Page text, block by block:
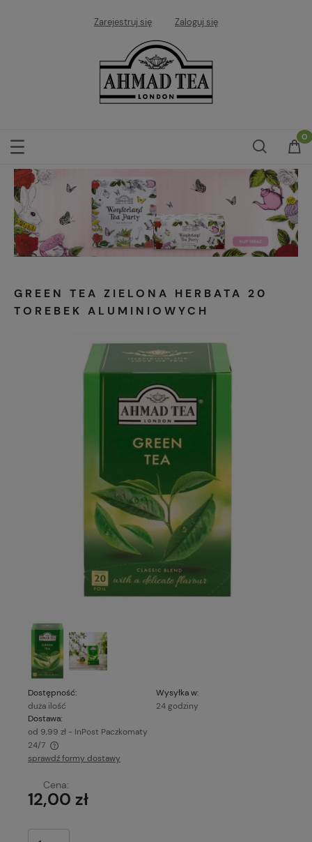
Zarejestruj się Zaloguj się
GREEN TEA ZIELONA HERBATA 20
TOREBEK ALUMINIOWYCH
Dostępność:
duża ilość
Wysyłka w:
24 godziny
Dostawa:
od 9,99 zł - InPost Paczkomaty
24/7
Cena nie zawiera ewentualnych kosztów płatności
sprawdź formy dostawy
Cena:
12,00 zł